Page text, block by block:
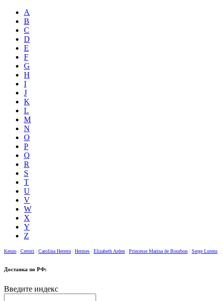
A
B
C
D
E
F
G
H
I
J
K
L
M
N
O
P
Q
R
S
T
U
V
W
X
Y
Z
Kenzo Cerruti Carolina Herrera Hermes Elizabeth Arden Princesse Marina de Bourbon Serge Lutens
Доставка по РФ:
Введите индекс